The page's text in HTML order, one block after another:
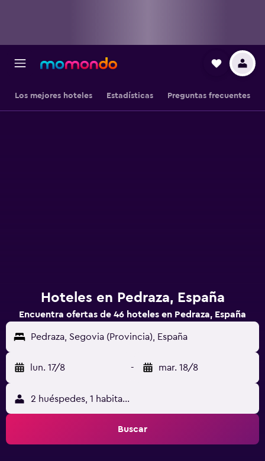
Los mejores hoteles Estadísticas Preguntas frecuentes
Hoteles en Pedraza, España
Encuentra ofertas de 46 hoteles en Pedraza, España
Pedraza, Segovia (Provincia), España
lun. 17/8 - mar. 18/8
2 huéspedes, 1 habitación
Buscar